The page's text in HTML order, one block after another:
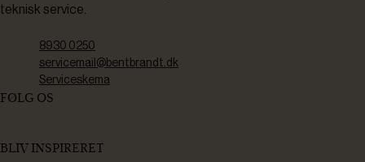
teknisk service.
8930 0250
servicemail@bentbrandt.dk
Serviceskema
FØLG OS
BLIV INSPIRERET